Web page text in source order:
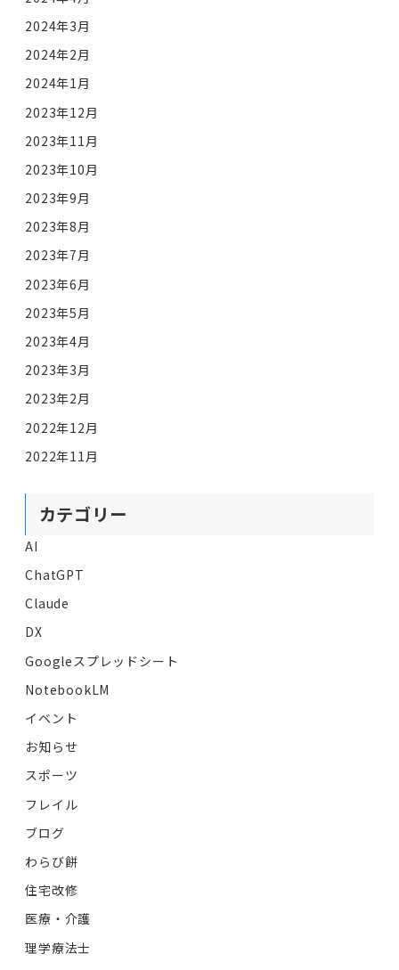
2024年3月
2024年2月
2024年1月
2023年12月
2023年11月
2023年10月
2023年9月
2023年8月
2023年7月
2023年6月
2023年5月
2023年4月
2023年3月
2023年2月
2022年12月
2022年11月
カテゴリー
AI
ChatGPT
Claude
DX
Googleスプレッドシート
NotebookLM
イベント
お知らせ
スポーツ
フレイル
ブログ
わらび餅
住宅改修
医療・介護
理学療法士